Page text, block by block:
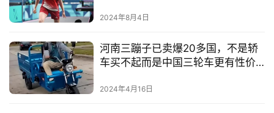
2024年8月4日
河南三蹦子已卖爆20多国，不是轿
车买不起而是中国三轮车更有性价
2024年4月16日